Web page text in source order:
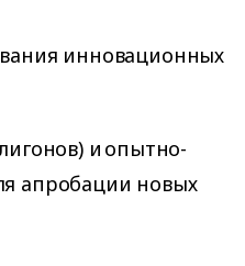
инновационных
и опытно-
апробации новых